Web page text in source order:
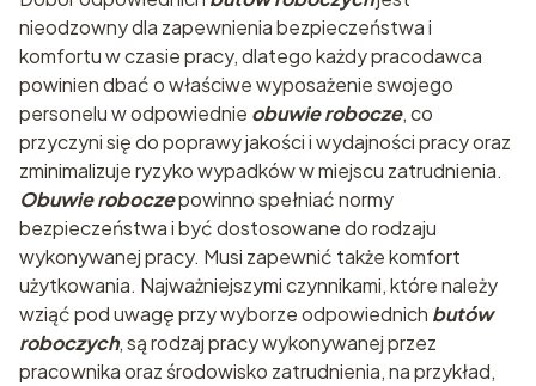
nieodzowny dla zapewnienia bezpieczeństwa i
komfortu w czasie pracy, dlatego każdy pracodawca
powinien dbać o właściwe wyposażenie swojego
personelu w odpowiednie obuwie robocze, co
przyczyni się do poprawy jakości i wydajności pracy oraz
zminimalizuje ryzyko wypadków w miejscu zatrudnienia.
Obuwie roboczepowinno spełniać normy
bezpieczeństwa i być dostosowane do rodzaju
wykonywanej pracy. Musi zapewnić także komfort
użytkowania. Najważniejszymi czynnikami, które należy
wziąć pod uwagę przy wyborze odpowiednich butów
roboczych, są rodzaj pracy wykonywanej przez
pracownika oraz środowisko zatrudnienia, na przykład,